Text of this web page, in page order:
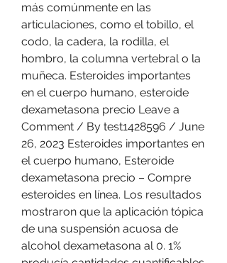
más comúnmente en las
articulaciones, como el tobillo, el
codo, la cadera, la rodilla, el
hombro, la columna vertebral o la
muñeca. Esteroides importantes
en el cuerpo humano, esteroide
dexametasona precio Leave a
Comment / By test1428596 / June
26, 2023 Esteroides importantes en
el cuerpo humano, Esteroide
dexametasona precio – Compre
esteroides en línea. Los resultados
mostraron que la aplicación tópica
de una suspensión acuosa de
alcohol dexametasona al 0. 1%